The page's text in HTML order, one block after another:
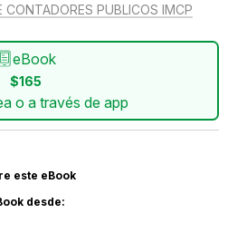
PUBLICOS IMCP
eBook
$165
o a través de app
este eBook
desde: